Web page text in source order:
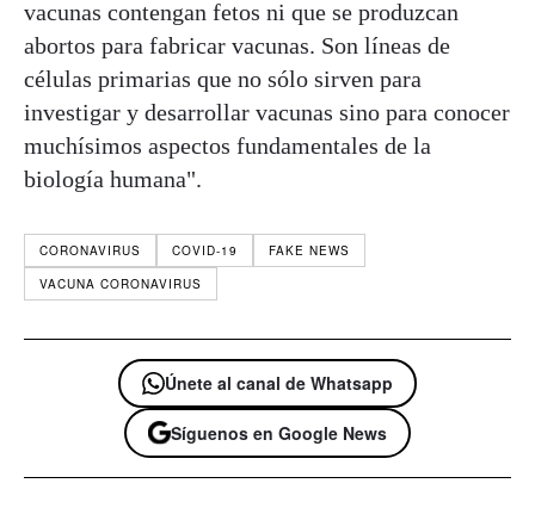
vacunas contengan fetos ni que se produzcan
abortos para fabricar vacunas. Son líneas de
células primarias que no sólo sirven para
investigar y desarrollar vacunas sino para conocer
muchísimos aspectos fundamentales de la
biología humana".
CORONAVIRUS COVID-19
FAKE NEWS
VACUNA CORONAVIRUS
Únete al canal de Whatsapp
Síguenos en Google News